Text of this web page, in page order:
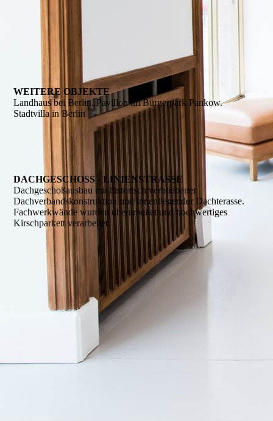
WEITERE OBJEKTE
Landhaus bei Berlin. Pavillon im Bürgerpark Pankow.
Stadtvilla in Berlin
DACHGESCHOSS - LINIENSTRASSE
Dachgeschoßausbau mit historisch verbliebener
Dachverbandskonstruktion und innenliegender Dachterasse.
Fachwerkwände wurden überarbeitet und hochwertiges
Kirschparkett verarbeitet.